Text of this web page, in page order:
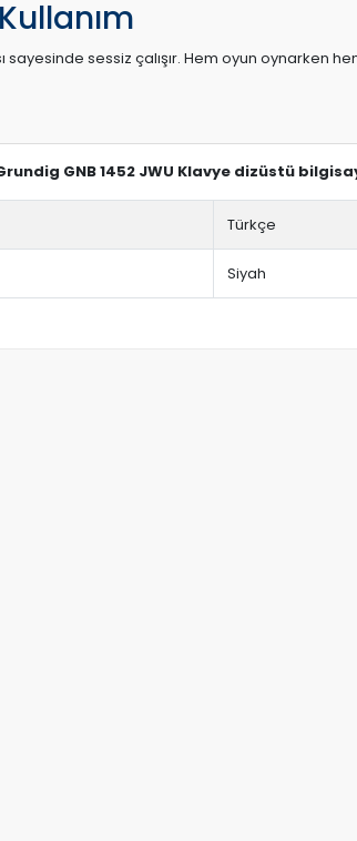
sayesinde sessiz çalışır. Hem oyun oynarken
GNB 1452 JWU Klavye dizüstü
Türkçe
Siyah